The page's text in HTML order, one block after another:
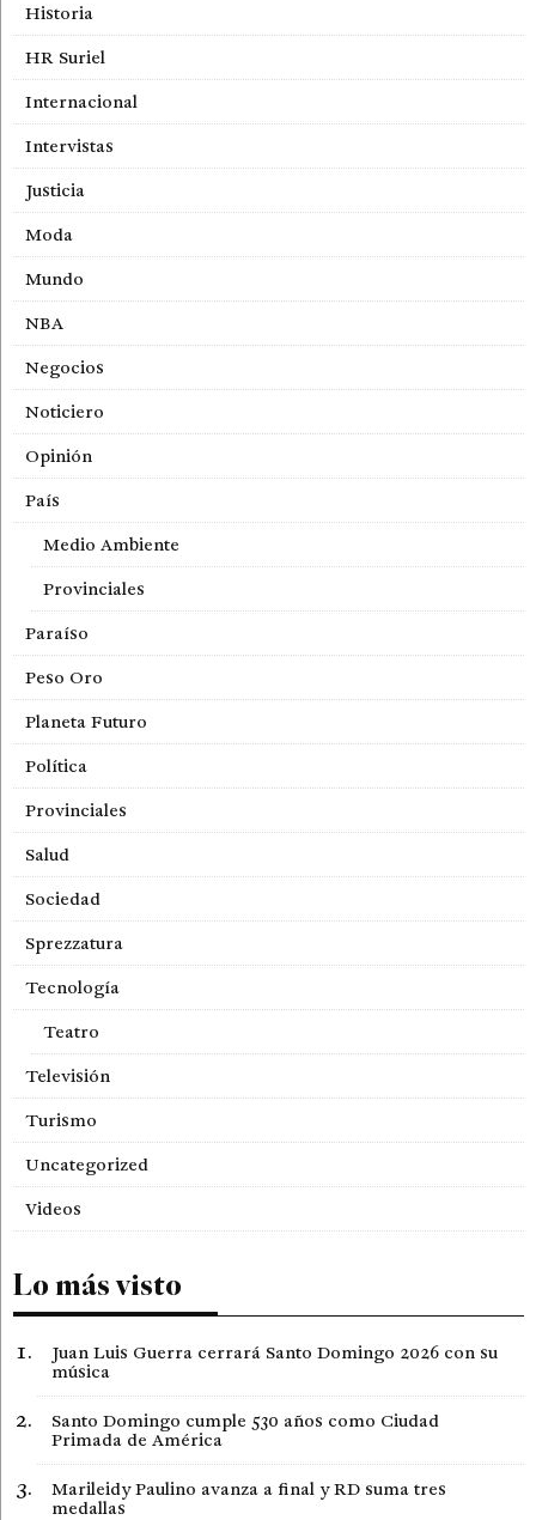
Historia
HR Suriel
Internacional
Intervistas
Justicia
Moda
Mundo
NBA
Negocios
Noticiero
Opinión
País
Medio Ambiente
Provinciales
Paraíso
Peso Oro
Planeta Futuro
Política
Provinciales
Salud
Sociedad
Sprezzatura
Tecnología
Teatro
Televisión
Turismo
Uncategorized
Videos
Lo más visto
Juan Luis Guerra cerrará Santo Domingo 2026 con su
música
Santo Domingo cumple 530 años como Ciudad
Primada de América
Marileidy Paulino avanza a final y RD suma tres
medallas